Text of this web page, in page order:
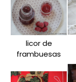
licor de
frambuesas